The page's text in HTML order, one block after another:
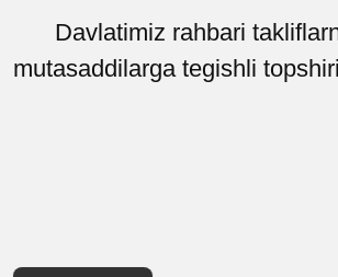
Davlatimiz rahbari
mutasaddilarga tegishli